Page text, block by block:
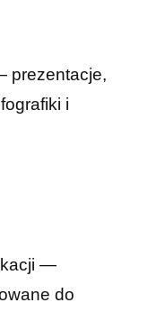
prezentacje,
i
—
do